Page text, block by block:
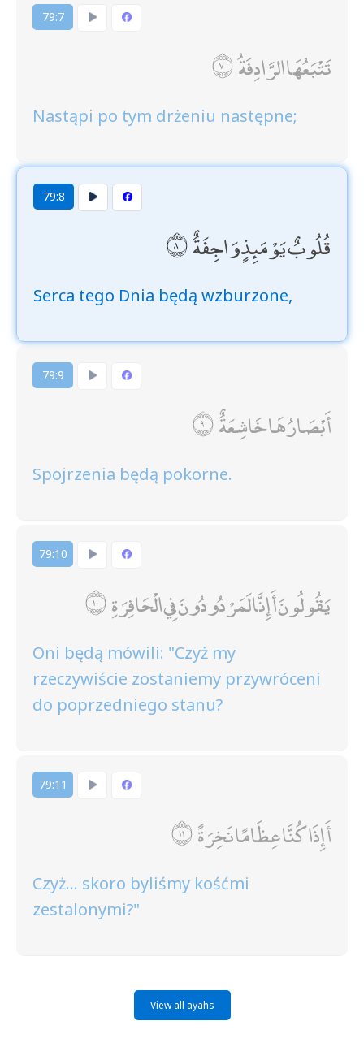
79:7
تَتْبَعُهَا الرَّادِفَةُ
Nastąpi po tym drżeniu następne;
79:8
قُلُوبٌ يَوْمَئِذٍ وَاجِفَةٌ
Serca tego Dnia będą wzburzone,
79:9
أَبْصَارُهَا خَاشِعَةٌ
Spojrzenia będą pokorne.
79:10
يَقُولُونَ أَإِنَّا لَمَرْدُودُونَ فِي الْحَافِرَةِ
Oni będą mówili: "Czyż my
rzeczywiście zostaniemy przywróceni
do poprzedniego stanu?
79:11
أَإِذَا كُنَّا عِظَامًا نَخِرَةً
Czyż... skoro byliśmy kośćmi
zestalonymi?"
View all ayahs